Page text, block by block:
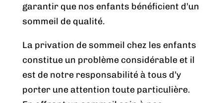
garantir que nos enfants bénéficient d’un
sommeil de qualité.
La privation de sommeil chez les enfants
constitue un problème considérable et il
est de notre responsabilité à tous d’y
porter une attention toute particulière.